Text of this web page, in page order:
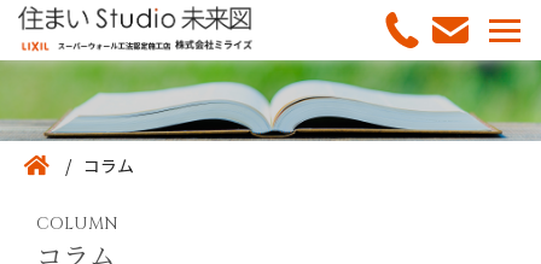
コラム
COLUMN
コラム